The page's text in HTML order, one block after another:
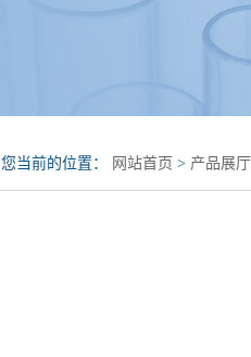
您当前的位置： 网站首页 > 产品展厅